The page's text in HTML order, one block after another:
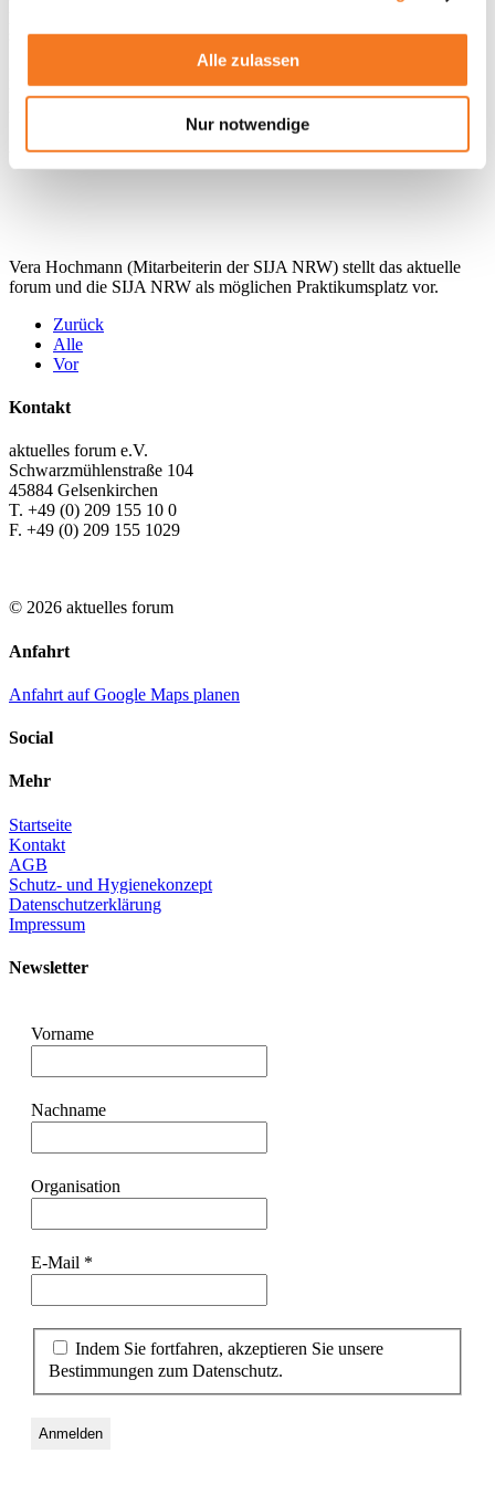
Alle zulassen
Nur notwendige
sein einen großen Anklang bei den
Sozialwissenschaftsstudierenden. Das aktuelle forum und die SIJA
Vorstellung potenzieller Kandidat*innen für ein Praktikum entgegen
und freut sich darauf, die Zusammenarbeit mit der
Sozialwissenschaftlichen Fakultät der Ruhr-Universität Bochum
weiter vertiefen zu können.
Vera Hochmann (Mitarbeiterin der SIJA NRW) stellt das aktuelle
forum und die SIJA NRW als möglichen Praktikumsplatz vor.
Zurück
Alle
Vor
Kontakt
aktuelles forum e.V.
Schwarzmühlenstraße 104
45884 Gelsenkirchen
T. +49 (0) 209 155 10 0
F. +49 (0) 209 155 1029
© 2026 aktuelles forum
Anfahrt
Anfahrt auf Google Maps planen
Social
Mehr
Startseite
Kontakt
AGB
Schutz- und Hygienekonzept
Datenschutzerklärung
Impressum
Newsletter
Vorname
Nachname
Organisation
E-Mail *
Indem Sie fortfahren, akzeptieren Sie unsere
Bestimmungen zum Datenschutz.